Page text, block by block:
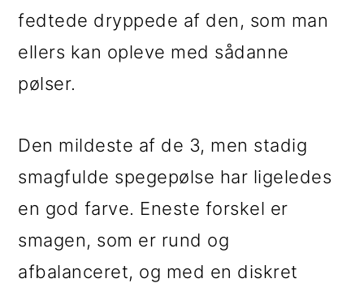
fedtede dryppede af den, som man
ellers kan opleve med sådanne
pølser.
Den mildeste af de 3, men stadig
smagfulde spegepølse har ligeledes
en god farve. Eneste forskel er
smagen, som er rund og
afbalanceret, og med en diskret